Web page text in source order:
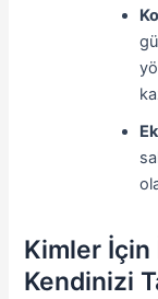
Kimler İçin
Kendinizi